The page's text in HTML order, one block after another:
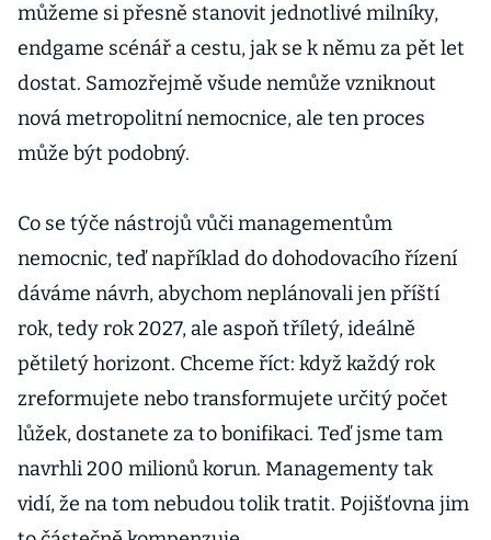
můžeme si přesně stanovit jednotlivé milníky,
endgame scénář a cestu, jak se k němu za pět let
dostat. Samozřejmě všude nemůže vzniknout
nová metropolitní nemocnice, ale ten proces
může být podobný.
Co se týče nástrojů vůči managementům
nemocnic, teď například do dohodovacího řízení
dáváme návrh, abychom neplánovali jen příští
rok, tedy rok 2027, ale aspoň tříletý, ideálně
pětiletý horizont. Chceme říct: když každý rok
zreformujete nebo transformujete určitý počet
lůžek, dostanete za to bonifikaci. Teď jsme tam
navrhli 200 milionů korun. Managementy tak
vidí, že na tom nebudou tolik tratit. Pojišťovna jim